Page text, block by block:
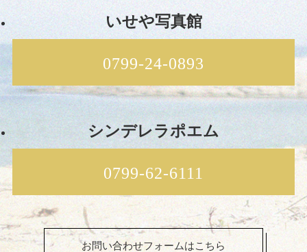
いせや写真館
0799-24-0893
シンデレラポエム
0799-62-6111
お問い合わせフォームはこちら